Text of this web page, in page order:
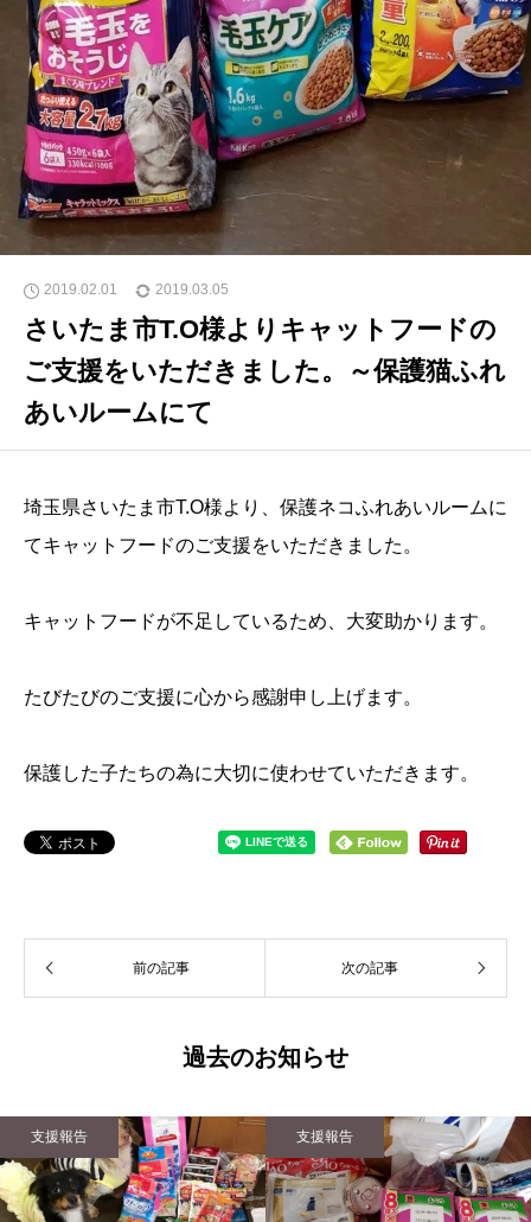
2019.02.01 2019.03.05
さいたま市T.O様よりキャットフードの
ご支援をいただきました。～保護猫ふれ
あいルームにて
埼玉県さいたま市T.O様より、保護ネコふれあいルームに
てキャットフードのご支援をいただきました。
キャットフードが不足しているため、大変助かります。
たびたびのご支援に心から感謝申し上げます。
保護した子たちの為に大切に使わせていただきます。
前の記事 次の記事
過去のお知らせ
支援報告 支援報告